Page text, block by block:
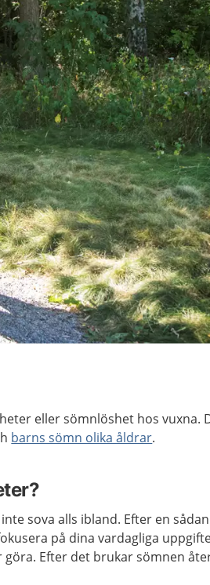
eller sömnlöshet hos vuxna.
barns sömn olika åldrar.
sova alls ibland. Efter en
på dina vardagliga
Efter det brukar sömnen